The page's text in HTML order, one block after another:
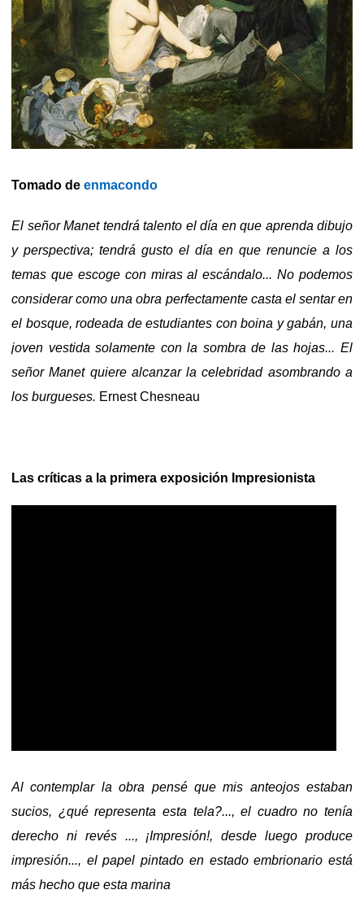
Tomado de enmacondo
El señor Manet tendrá talento el día en que aprenda dibujo
y perspectiva; tendrá gusto el día en que renuncie a los
temas que escoge con miras al escándalo... No podemos
considerar como una obra perfectamente casta el sentar en
el bosque, rodeada de estudiantes con boina y gabán, una
joven vestida solamente con la sombra de las hojas... El
señor Manet quiere alcanzar la celebridad asombrando a
los burgueses. Ernest Chesneau
Las críticas a la primera exposición Impresionista
Al contemplar la obra pensé que mis anteojos estaban
sucios, ¿qué representa esta tela?..., el cuadro no tenía
derecho ni revés ..., ¡Impresión!, desde luego produce
impresión..., el papel pintado en estado embrionario está
más hecho que esta marina